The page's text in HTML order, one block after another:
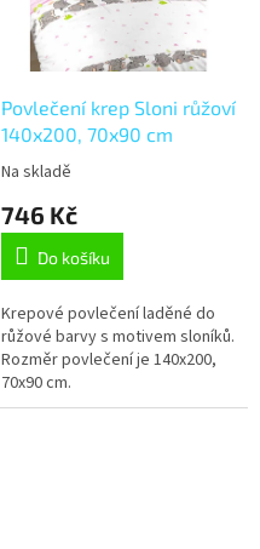
Povlečení krep Sloni růžoví
140x200, 70x90 cm
Na skladě
746 Kč
Do košíku
Krepové povlečení laděné do
růžové barvy s motivem sloníků.
Rozměr povlečení je 140x200,
70x90 cm.